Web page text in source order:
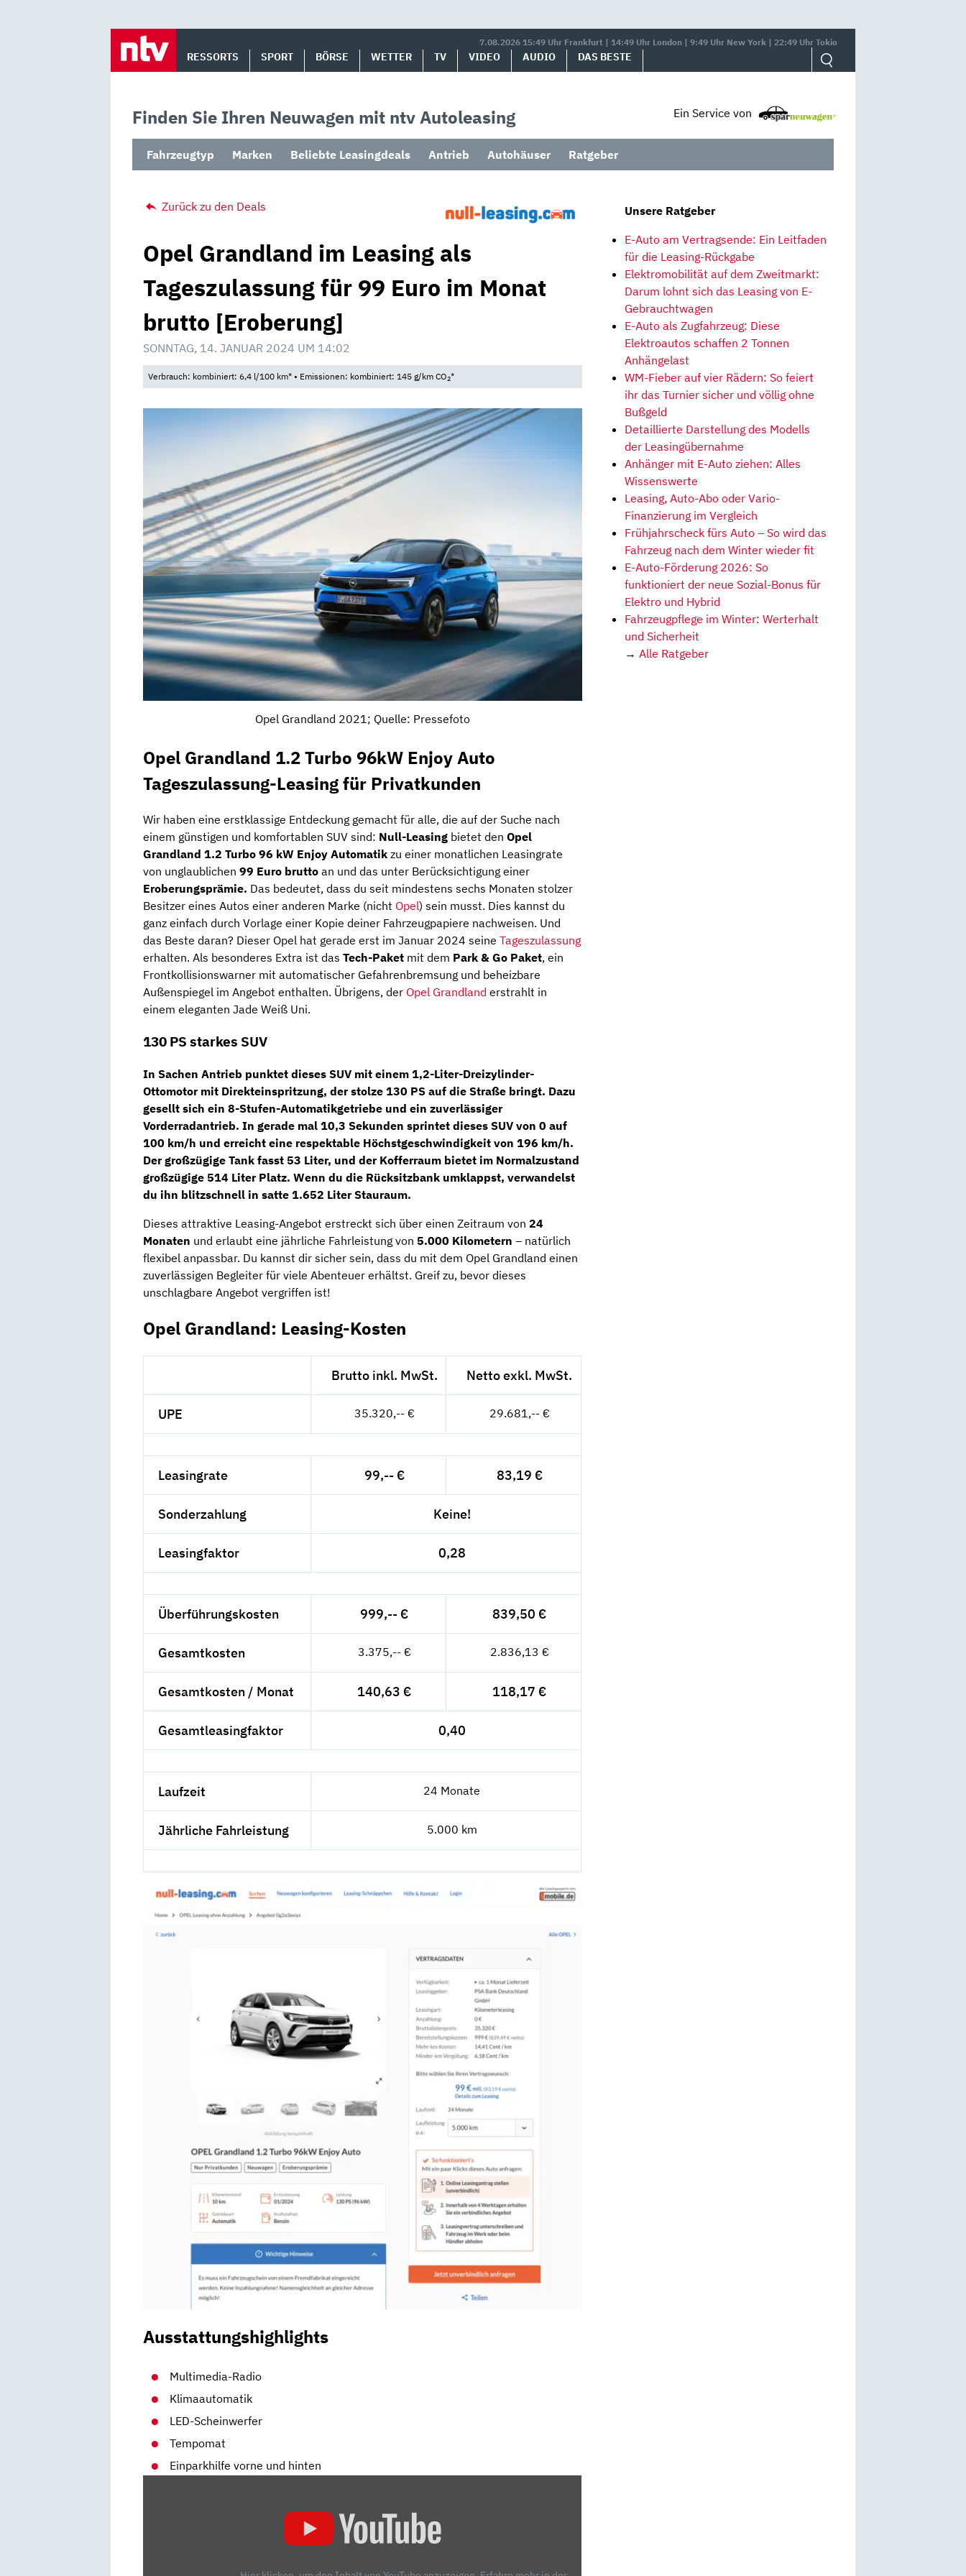
7.08.2026 15:49 Uhr Frankfurt | 14:49 Uhr London | 9:49 Uhr New York | 22:49 Uhr Tokio
RESSORTS SPORT BÖRSE WETTER TV VIDEO AUDIO DAS BESTE
Finden Sie Ihren Neuwagen mit ntv Autoleasing Ein Service von
Fahrzeugtyp Marken Beliebte Leasingdeals Antrieb Autohäuser Ratgeber
Zurück zu den Deals
Opel Grandland im Leasing als
Tageszulassung für 99 Euro im Monat
brutto [Eroberung]
SONNTAG, 14. JANUAR 2024 UM 14:02
Verbrauch: kombiniert: 6,4 l/100 km* • Emissionen: kombiniert: 145 g/km CO2*
Opel Grandland 2021; Quelle: Pressefoto
Opel Grandland 1.2 Turbo 96kW Enjoy Auto
Tageszulassung-Leasing für Privatkunden
Wir haben eine erstklassige Entdeckung gemacht für alle, die auf der Suche nach
einem günstigen und komfortablen SUV sind: Null-Leasing bietet den Opel
Grandland 1.2 Turbo 96 kW Enjoy Automatik zu einer monatlichen Leasingrate
von unglaublichen 99 Euro brutto an und das unter Berücksichtigung einer
Eroberungsprämie. Das bedeutet, dass du seit mindestens sechs Monaten stolzer
Besitzer eines Autos einer anderen Marke (nicht Opel) sein musst. Dies kannst du
ganz einfach durch Vorlage einer Kopie deiner Fahrzeugpapiere nachweisen. Und
das Beste daran? Dieser Opel hat gerade erst im Januar 2024 seine Tageszulassung
erhalten. Als besonderes Extra ist das Tech-Paket mit dem Park & Go Paket, ein
Frontkollisionswarner mit automatischer Gefahrenbremsung und beheizbare
Außenspiegel im Angebot enthalten. Übrigens, der Opel Grandland erstrahlt in
einem eleganten Jade Weiß Uni.
130 PS starkes SUV
In Sachen Antrieb punktet dieses SUV mit einem 1,2-Liter-Dreizylinder-
Ottomotormit Direkteinspritzung, der stolze 130 PS auf die Straße bringt. Dazu
gesellt sich ein 8-Stufen-Automatikgetriebe und ein zuverlässiger
Vorderradantrieb. In gerade mal 10,3 Sekunden sprintet dieses SUV von 0 auf
100 km/h und erreicht eine respektable Höchstgeschwindigkeit von 196 km/h.
Der großzügige Tank fasst 53 Liter, und der Kofferraum bietet im Normalzustand
großzügige 514 Liter Platz. Wenn du die Rücksitzbank umklappst, verwandelst
du ihn blitzschnell in satte 1.652 Liter Stauraum.
Dieses attraktive Leasing-Angebot erstreckt sich über einen Zeitraum von 24
Monaten und erlaubt eine jährliche Fahrleistung von 5.000 Kilometern – natürlich
flexibel anpassbar. Du kannst dir sicher sein, dass du mit dem Opel Grandland einen
zuverlässigen Begleiter für viele Abenteuer erhältst. Greif zu, bevor dieses
unschlagbare Angebot vergriffen ist!
Opel Grandland: Leasing-Kosten
Brutto inkl. MwSt. Netto exkl. MwSt.
UPE 35.320,-- € 29.681,-- €
Leasingrate 99,-- € 83,19 €
Sonderzahlung Keine!
Leasingfaktor 0,28
Überführungskosten 999,-- € 839,50 €
Gesamtkosten 3.375,-- € 2.836,13 €
Gesamtkosten / Monat 140,63 € 118,17 €
Gesamtleasingfaktor 0,40
Laufzeit 24 Monate
Jährliche Fahrleistung 5.000 km
Ausstattungshighlights
Multimedia-Radio
Klimaautomatik
LED-Scheinwerfer
Tempomat
Einparkhilfe vorne und hinten
Unsere Ratgeber
E-Auto am Vertragsende: Ein Leitfaden
für die Leasing-Rückgabe
Elektromobilität auf dem Zweitmarkt:
Darum lohnt sich das Leasing von E-
Gebrauchtwagen
E-Auto als Zugfahrzeug: Diese
Elektroautos schaffen 2 Tonnen
Anhängelast
WM-Fieber auf vier Rädern: So feiert
ihr das Turnier sicher und völlig ohne
Bußgeld
Detaillierte Darstellung des Modells
der Leasingübernahme
Anhänger mit E-Auto ziehen: Alles
Wissenswerte
Leasing, Auto-Abo oder Vario-
Finanzierung im Vergleich
Frühjahrscheck fürs Auto – So wird das
Fahrzeug nach dem Winter wieder fit
E-Auto-Förderung 2026: So
funktioniert der neue Sozial-Bonus für
Elektro und Hybrid
Fahrzeugpflege im Winter: Werterhalt
und Sicherheit
→ Alle Ratgeber